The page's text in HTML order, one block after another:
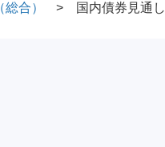
合） 国内債券見通